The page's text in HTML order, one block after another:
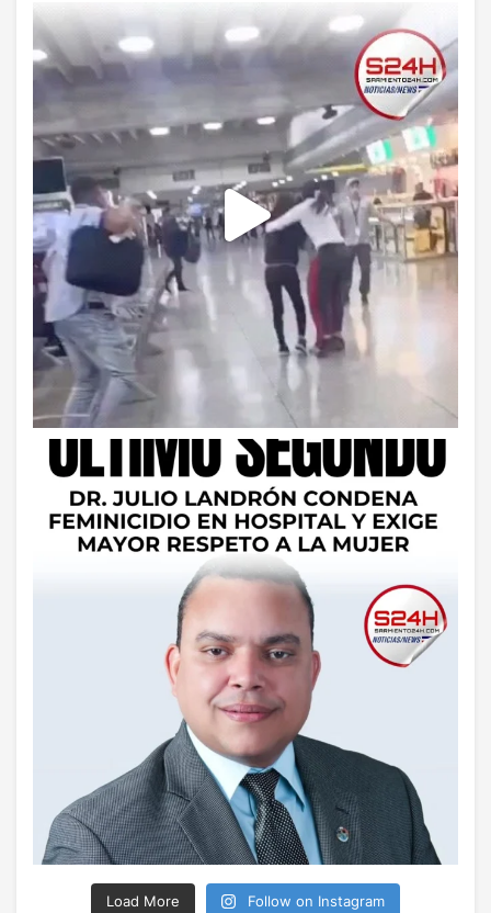
Load More Follow on Instagram